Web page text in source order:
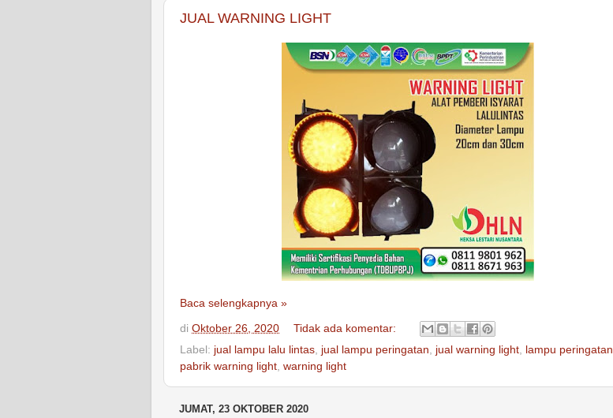
JUAL WARNING LIGHT
Baca selengkapnya »
di Oktober 26, 2020
Tidak ada komentar:
Label: jual lampu lalu lintas, jual lampu peringatan, jual warning light, lampu peringatan
pabrik warning light, warning light
JUMAT, 23 OKTOBER 2020